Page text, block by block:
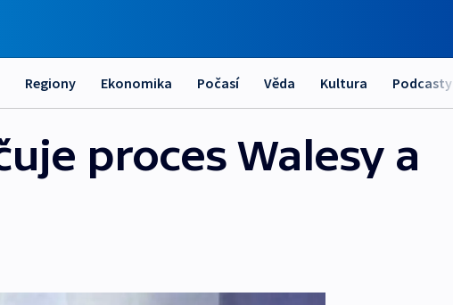
Regiony Ekonomika Počasí Věda Kultura Podcasty
proces Walesy a